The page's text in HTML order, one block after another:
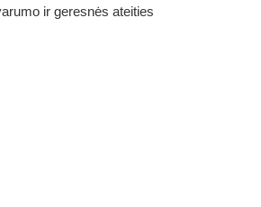
ir geresnės ateities